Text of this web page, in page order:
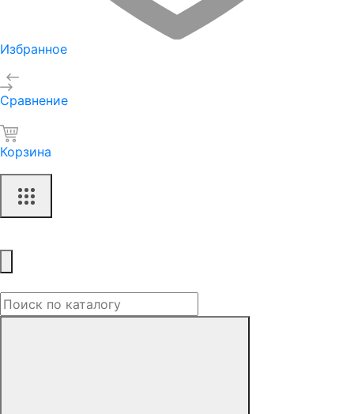
Избранное
Сравнение
Корзина